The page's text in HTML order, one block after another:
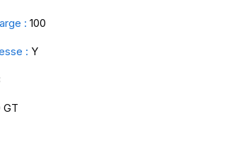
: 100
: Y
GT